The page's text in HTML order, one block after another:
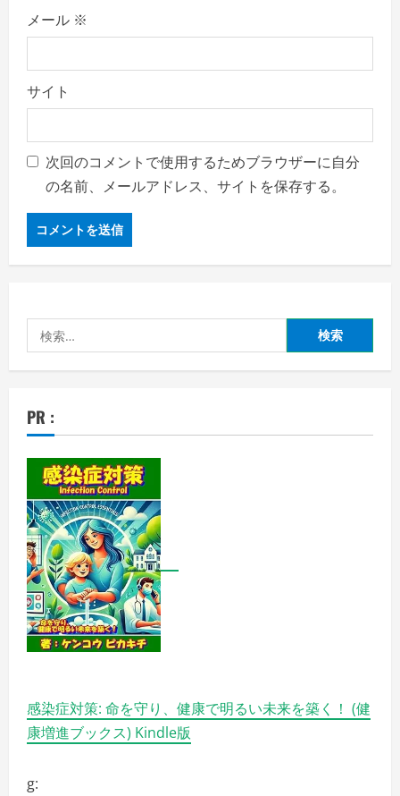
メール ※
サイト
次回のコメントで使用するためブラウザーに自分
の名前、メールアドレス、サイトを保存する。
索:
PR :
感染症対策: 命を守り、健康で明るい未来を築く！ (健
康増進ブックス) Kindle版
g: